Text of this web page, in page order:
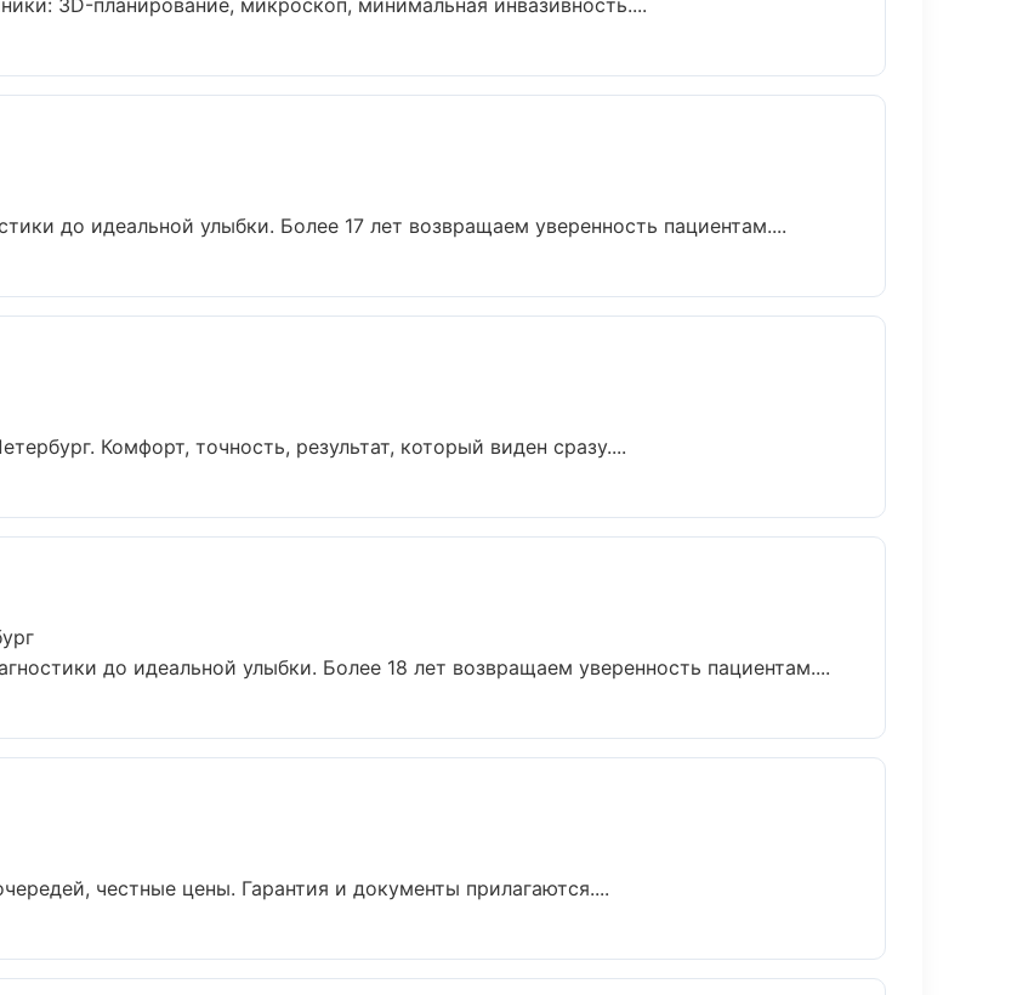
3D-планирование, микроскоп, минимальная инвазивность....
до идеальной улыбки. Более 17 лет возвращаем уверенность пациентам....
Комфорт, точность, результат, который виден сразу....
до идеальной улыбки. Более 18 лет возвращаем уверенность пациентам....
честные цены. Гарантия и документы прилагаются....